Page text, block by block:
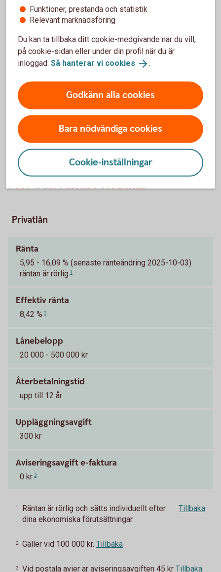
på vardagar innan kl. 18:00.
Kan jag höja mitt befintliga lån?
Det är möjligt genom att ansöka om ett nytt lån och välja att
lösa dina nuvarande lån och krediter.
Höja bolån? Ring 0459-387 77
Hitta ditt
Pris och ränta Privatlån
Privatlån
Ränta
5,95 - 16,09 % (senaste ränteändring 2025-10-03)
räntan är rörlig 1
Effektiv ränta
8,42 % 2
Lånebelopp
20 000 - 500 000 kr
Återbetalningstid
upp till 12 år
Uppläggningsavgift
300 kr
Aviseringsavgift e-faktura
0 kr 3
1
Räntan är rörlig och sätts individuellt efter
dina ekonomiska förutsättningar.
Tillbaka
2 Gäller vid 100 000 kr. Tillbaka
3 Vid postala avier är aviseringsavgiften 45 kr Tillbaka
Funktioner, prestanda och statistik
Relevant marknadsföring
Du kan ta tillbaka ditt cookie-medgivande när du vill,
på cookie-sidan eller under din profil när du är
inloggad. Så hanterar vi cookies .
Godkänn alla cookies
Bara nödvändiga cookies
Cookie-inställningar